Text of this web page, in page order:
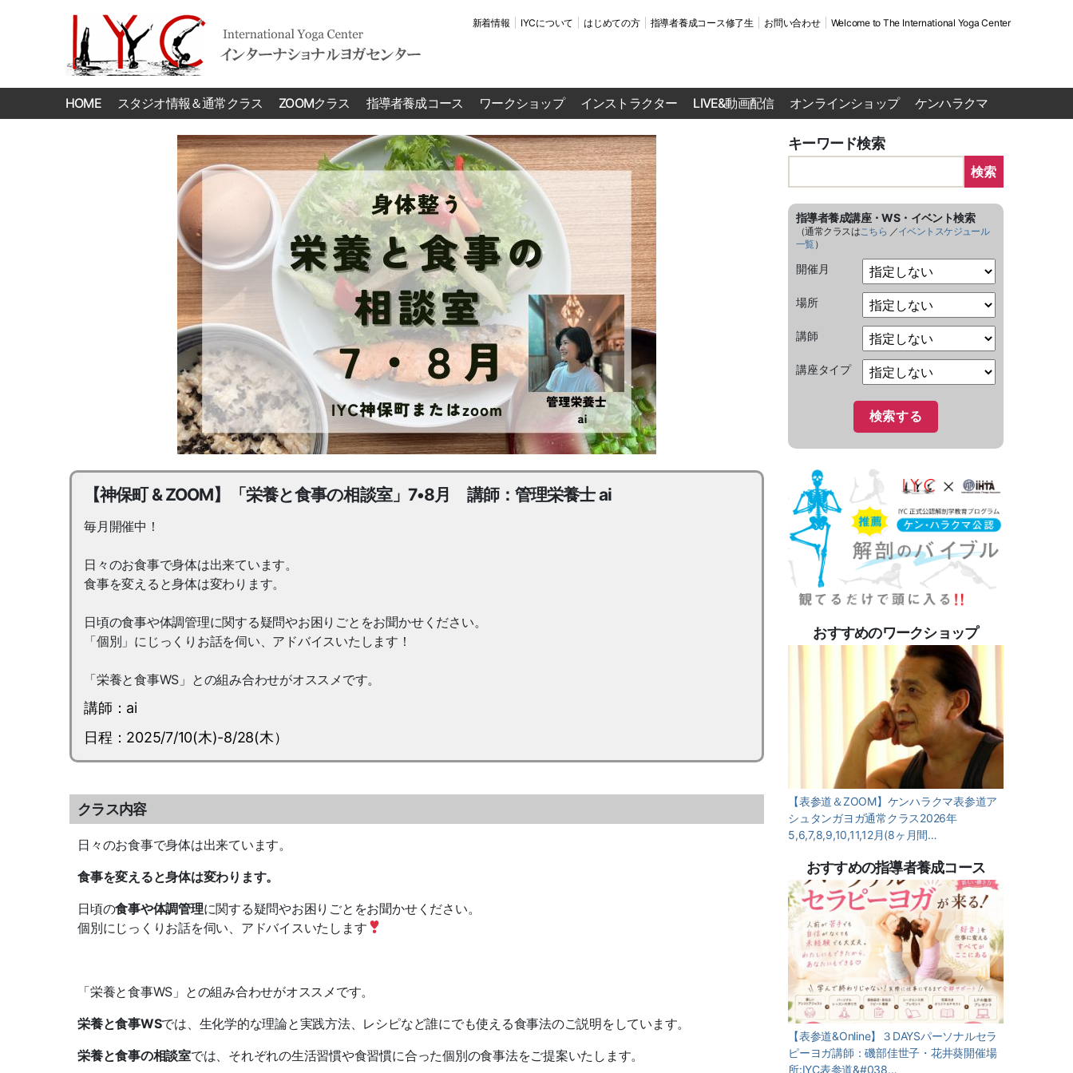
Yoga
Center
新着情報 IYCについて はじめての方 指導者養成コース修了生 お問い合わせ Welcome to The International Yoga Center
HOME スタジオ情報＆通常クラス ZOOMクラス 指導者養成コース ワークショップ インストラクター LIVE&動画配信 オンラインショップ ケンハラクマ
【神保町 & ZOOM】「栄養と食事の相談室」7•8月 講師：管理栄養士 ai
毎月開催中！
日々のお食事で身体は出来ています。
食事を変えると身体は変わります。
日頃の食事や体調管理に関する疑問やお困りごとをお聞かせください。
「個別」にじっくりお話を伺い、アドバイスいたします！
「栄養と食事WS」との組み合わせがオススメです。
講師：ai
日程：2025/7/10(木)-8/28(木）
クラス内容
日々のお食事で身体は出来ています。
食事を変えると身体は変わります。
日頃の食事や体調管理に関する疑問やお困りごとをお聞かせください。
個別にじっくりお話を伺い、アドバイスいたします
「栄養と食事WS」との組み合わせがオススメです。
栄養と食事WSでは、生化学的な理論と実践方法、レシピなど誰にでも使える食事法のご説明をしています。
栄養と食事の相談室では、それぞれの生活習慣や食習慣に合った個別の食事法をご提案いたします。
キーワード検索
検索
指導者養成講座・WS・イベント検索
（通常クラスはこちら ／イベントスケジュール
一覧）
開催月
場所
講師
講座タイプ
おすすめのワークショップ
【表参道＆ZOOM】ケンハラクマ表参道ア
シュタンガヨガ通常クラス2026年
5,6,7,8,9,10,11,12月(8ヶ月間…
おすすめの指導者養成コース
【表参道&Online】３DAYSパーソナルセラ
ピーヨガ講師：磯部佳世子・花井葵開催場
所:IYC表参道&#038…